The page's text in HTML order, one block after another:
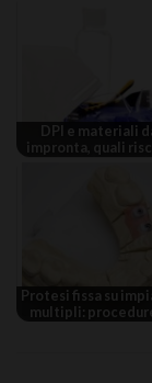
DPI e materiali
impronta, quali
Protesi fissa su
multipli: